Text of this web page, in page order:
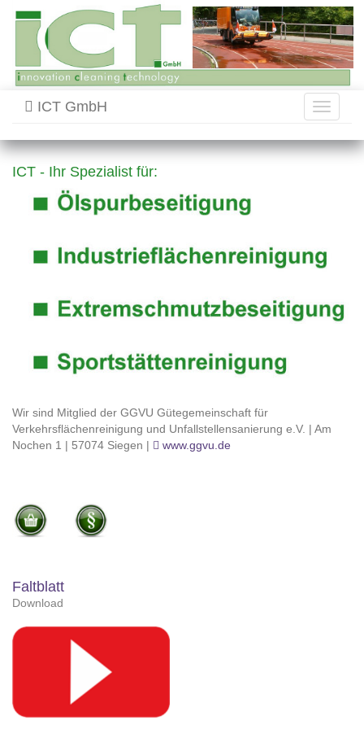
Toggle
ICT GmbH
ICT - Ihr Spezialist für:
Wir sind Mitglied der GGVU Gütegemeinschaft für
Verkehrsflächenreinigung und Unfallstellensanierung e.V. | Am
Nochen 1 | 57074 Siegen |
www.ggvu.de
Faltblatt
Download